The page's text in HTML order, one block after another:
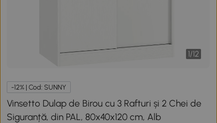
1/12
-12% | Cod: SUNNY
Vinsetto Dulap de Birou cu 3 Rafturi și 2 Chei de
Siguranță, din PAL, 80x40x120 cm, Alb